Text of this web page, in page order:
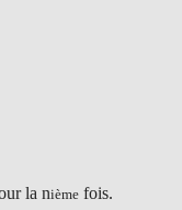
la nième fois.